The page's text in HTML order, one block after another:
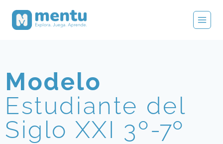
Modelo
Estudiante del
Siglo XXI 3º-7º